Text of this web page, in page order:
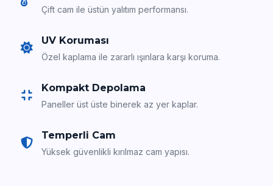
Çift cam ile üstün yalıtım performansı.
UV Koruması
Özel kaplama ile zararlı ışınlara karşı koruma.
Kompakt Depolama
Paneller üst üste binerek az yer kaplar.
Temperli Cam
Yüksek güvenlikli kırılmaz cam yapısı.